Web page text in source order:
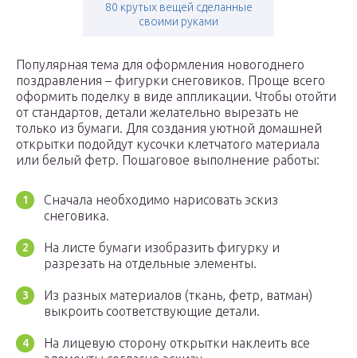
80 крутых вещей сделанные
своими руками
Популярная тема для оформления новогоднего
поздравления – фигурки снеговиков. Проще всего
оформить поделку в виде аппликации. Чтобы отойти
от стандартов, детали желательно вырезать не
только из бумаги. Для создания уютной домашней
открытки подойдут кусочки клетчатого материала
или белый фетр. Пошаговое выполнение работы:
Сначала необходимо нарисовать эскиз
снеговика.
На листе бумаги изобразить фигурку и
разрезать на отдельные элементы.
Из разных материалов (ткань, фетр, ватман)
выкроить соответствующие детали.
На лицевую сторону открытки наклеить все